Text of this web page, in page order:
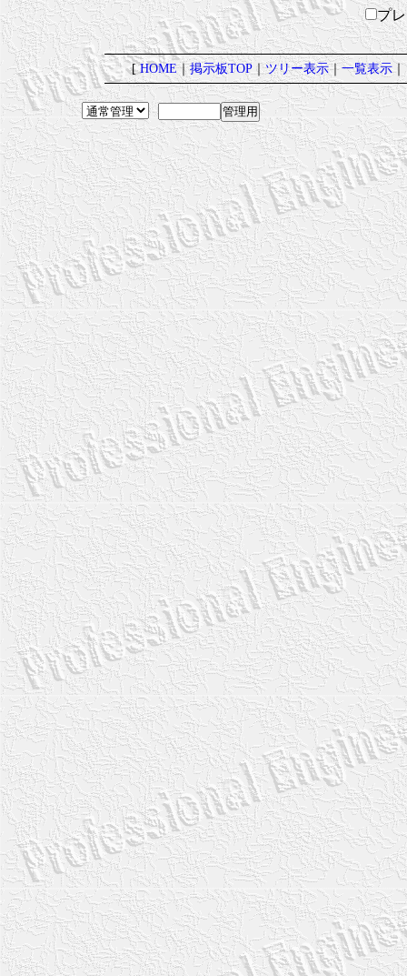
プ
[HOME｜掲示板TOP｜ツリー表示｜一覧表示｜